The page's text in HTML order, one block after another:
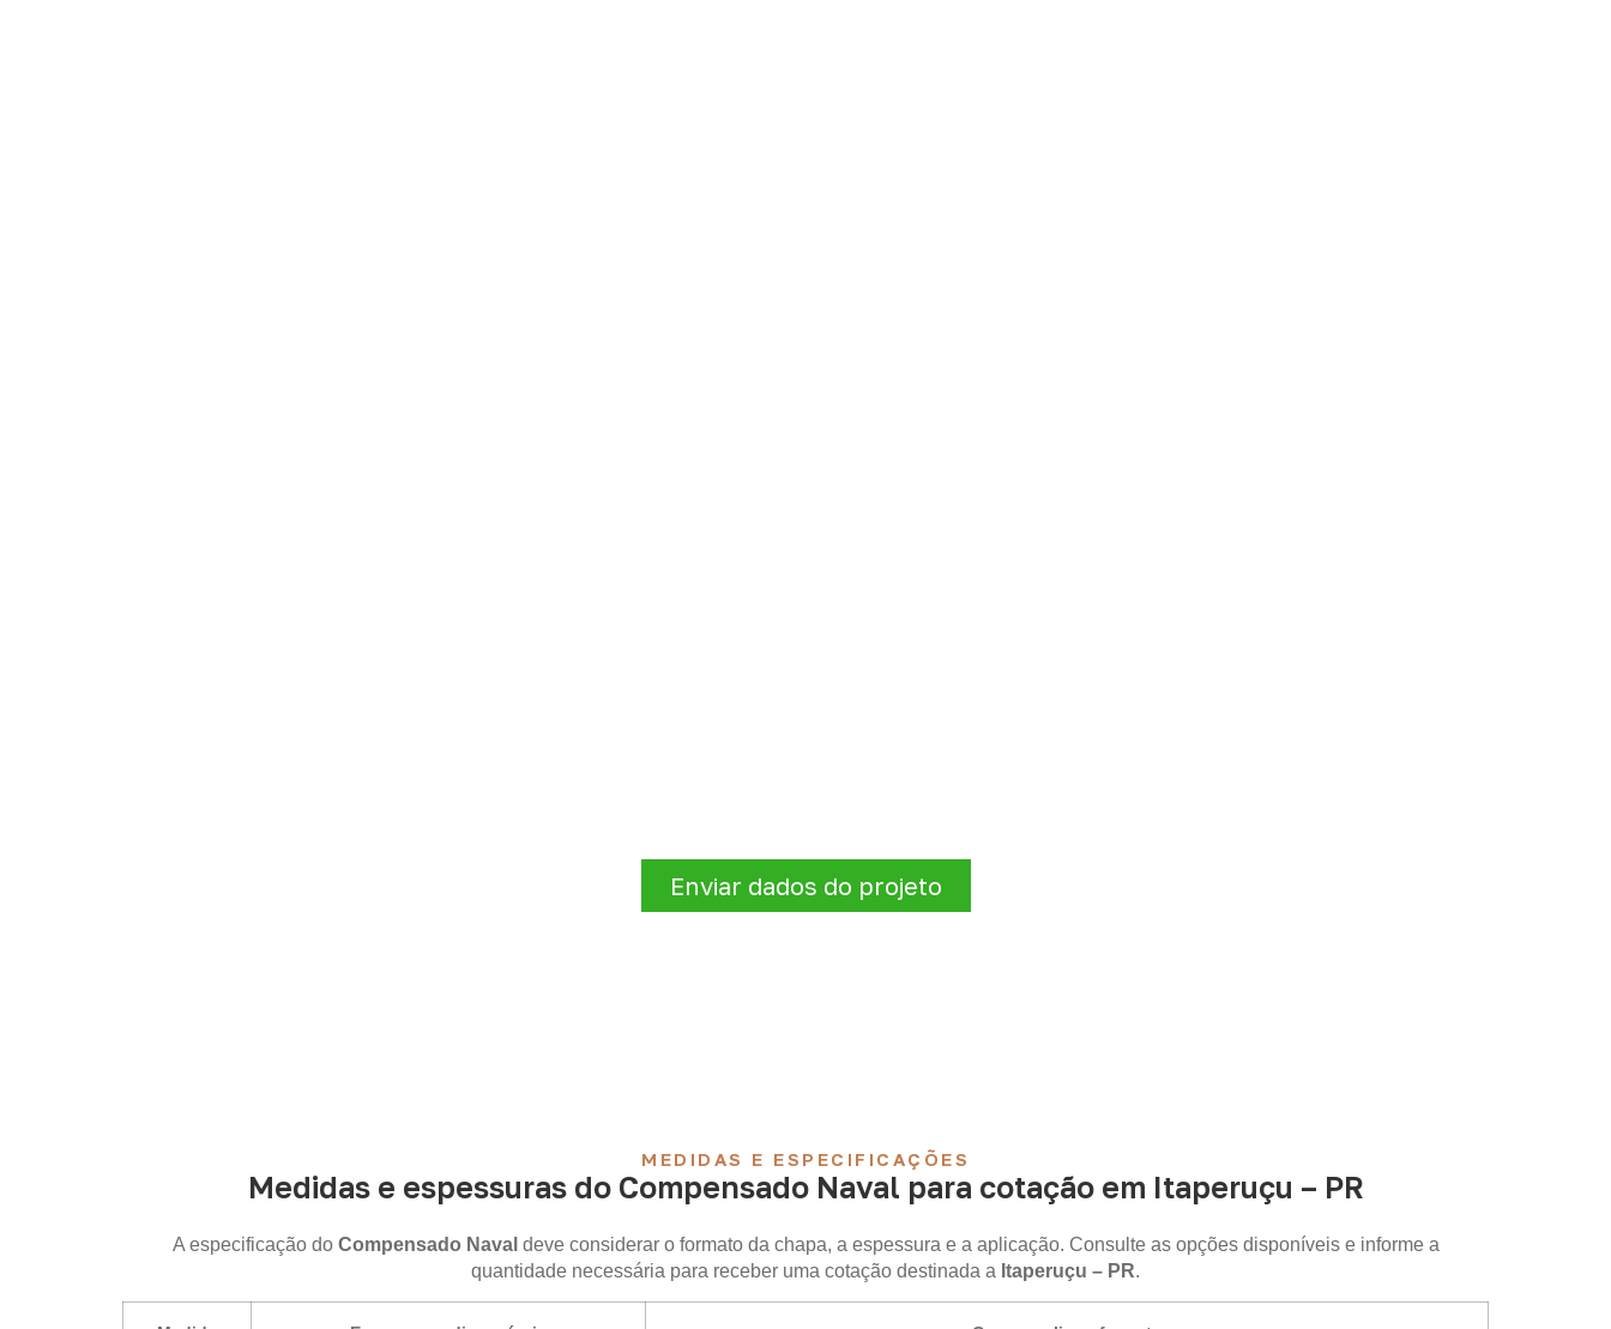
Enviar dados do projeto
MEDIDAS E ESPECIFICAÇÕES
Medidas e espessuras do Compensado Naval para cotação em Itaperuçu – PR
A especificação do Compensado Naval deve considerar o formato da chapa, a espessura e a aplicação. Consulte as opções disponíveis e informe a
quantidade necessária para receber uma cotação destinada a Itaperuçu – PR.